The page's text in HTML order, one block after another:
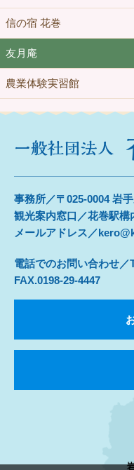
信の宿 花巻
友月庵
農業体験実習館
事務所／〒025-0004 岩
観光案内窓口／花巻駅構
メールアドレス／
電話でのお問い合わせ／
FAX.0198-29-4447